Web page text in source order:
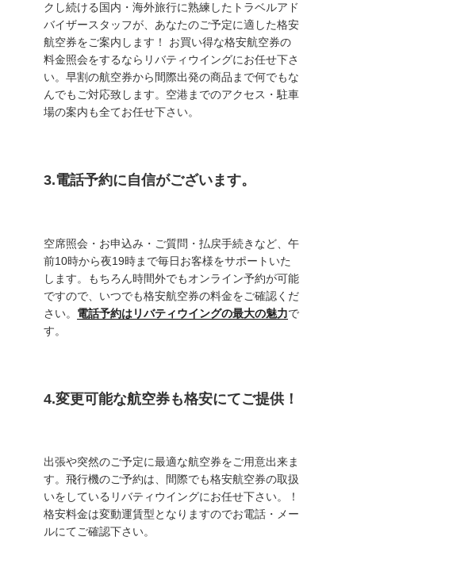
クし続ける国内・海外旅行に熟練したトラベルアド
バイザースタッフが、あなたのご予定に適した格安
航空券をご案内します！ お買い得な格安航空券の
料金照会をするならリバティウイングにお任せ下さ
い。早割の航空券から間際出発の商品まで何でもな
んでもご対応致します。空港までのアクセス・駐車
場の案内も全てお任せ下さい。
3.電話予約に自信がございます。
空席照会・お申込み・ご質問・払戻手続きなど、午
前10時から夜19時まで毎日お客様をサポートいた
します。もちろん時間外でもオンライン予約が可能
ですので、いつでも格安航空券の料金をご確認くだ
さい。 電話予約はリバティウイングの最大の魅力で
す。
4.変更可能な航空券も格安にてご提供！
出張や突然のご予定に最適な航空券をご用意出来ま
す。飛行機のご予約は、間際でも格安航空券の取扱
いをしているリバティウイングにお任せ下さい。！
格安料金は変動運賃型となりますのでお電話・メー
ルにてご確認下さい。